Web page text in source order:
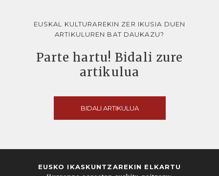
EUSKAL KULTURAREKIN ZER IKUSIA DUEN
ARTIKULUREN BAT DAUKAZU?
Parte hartu! Bidali zure
artikulua
BIDALI ARTIKULUA
EUSKO IKASKUNTZAREKIN ELKARTU